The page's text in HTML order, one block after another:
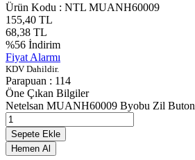
Ürün Kodu : NTL MUANH60009
155,40 TL
68,38 TL
%56 İndirim
Fiyat Alarmı
KDV Dahildir.
Parapuan : 114
Öne Çıkan Bilgiler
Netelsan MUANH60009 Byobu Zil
Sepete Ekle
Hemen Al